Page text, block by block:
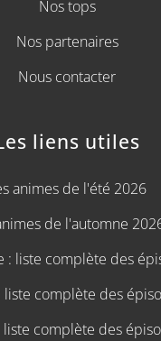
Nos tops
Nos partenaires
Nous contacter
liens utiles
animes de l'été 2026
de l'automne
: liste complète des
liste complète des
liste complète des